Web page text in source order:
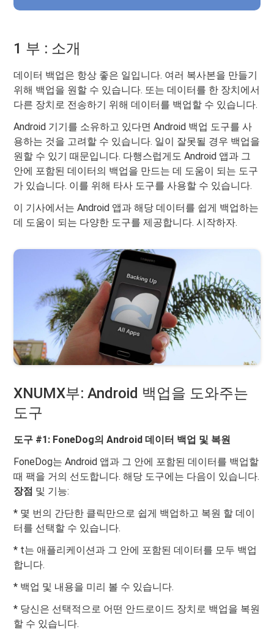
1 부 : 소개
데이터 백업은 항상 좋은 일입니다. 여러 복사본을 만들기
위해 백업을 원할 수 있습니다. 또는 데이터를 한 장치에서
다른 장치로 전송하기 위해 데이터를 백업할 수 있습니다.
Android 기기를 소유하고 있다면 Android 백업 도구를 사
용하는 것을 고려할 수 있습니다. 일이 잘못될 경우 백업을
원할 수 있기 때문입니다. 다행스럽게도 Android 앱과 그
안에 포함된 데이터의 백업을 만드는 데 도움이 되는 도구
가 있습니다. 이를 위해 타사 도구를 사용할 수 있습니다.
이 기사에서는 Android 앱과 해당 데이터를 쉽게 백업하는
데 도움이 되는 다양한 도구를 제공합니다. 시작하자.
XNUMX부: Android 백업을 도와주는
도구
도구 #1: FoneDog의 Android 데이터 백업 및 복원
FoneDog는 Android 앱과 그 안에 포함된 데이터를 백업할
때 팩을 거의 선도합니다. 해당 도구에는 다음이 있습니다.
장점 및 기능:
* 몇 번의 간단한 클릭만으로 쉽게 백업하고 복원 할 데이
터를 선택할 수 있습니다.
* t는 애플리케이션과 그 안에 포함된 데이터를 모두 백업
합니다.
* 백업 및 내용을 미리 볼 수 있습니다.
* 당신은 선택적으로 어떤 안드로이드 장치로 백업을 복원
할 수 있습니다.